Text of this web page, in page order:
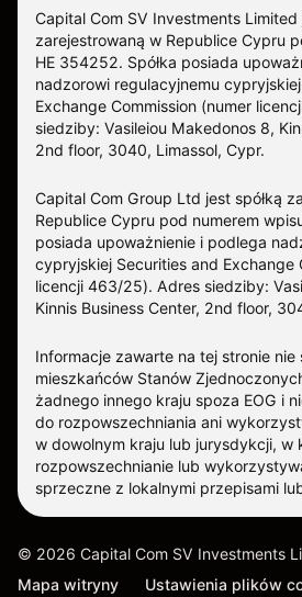
Capital Com SV Investments Limited
zarejestrowaną w Republice Cypru
HE 354252. Spółka posiada
nadzorowi regulacyjnemu
Exchange Commission (numer
siedziby: Vasileiou Makedonos 8,
2nd floor, 3040, Limassol, Cypr.
Capital Com Group Ltd jest spółką
Republice Cypru pod numerem
posiada upoważnienie i podlega
cypryjskiej Securities and Exchange
licencji 463/25). Adres siedziby:
Kinnis Business Center, 2nd floor,
Informacje zawarte na tej stronie nie
mieszkańców Stanów
żadnego innego kraju spoza EOG i
do rozpowszechniania ani
w dowolnym kraju lub jurysdykcji, w
rozpowszechnianie lub
sprzeczne z lokalnymi przepisami
© 2026 Capital Com SV Investments
Mapa witryny
Ustawienia plików